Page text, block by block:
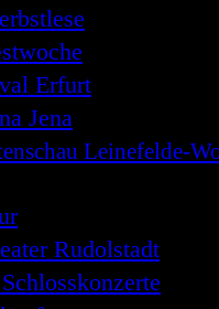
Erfurt
Jena
Leinefelde-
Rudolstadt